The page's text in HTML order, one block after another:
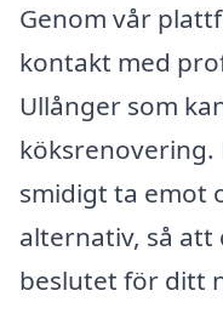
Genom vår
kontakt med
Ullånger som
köksrenovering.
smidigt ta emot
alternativ, så att
beslutet för ditt